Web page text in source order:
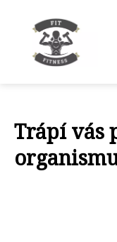
Trápí vás